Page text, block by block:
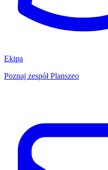
Ekipa
Poznaj zespół Planszeo